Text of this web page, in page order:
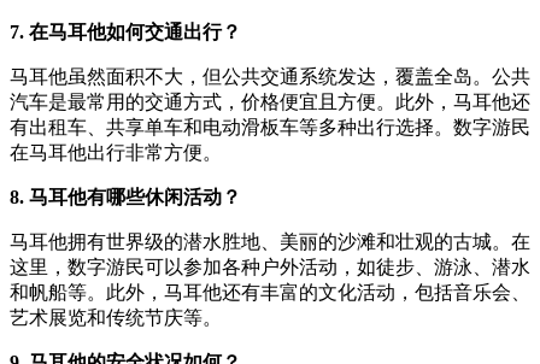
7. 在马耳他如何交通出行？
马耳他虽然面积不大，但公共交通系统发达，覆盖全岛。公共
汽车是最常用的交通方式，价格便宜且方便。此外，马耳他还
有出租车、共享单车和电动滑板车等多种出行选择。数字游民
在马耳他出行非常方便。
8. 马耳他有哪些休闲活动？
马耳他拥有世界级的潜水胜地、美丽的沙滩和壮观的古城。在
这里，数字游民可以参加各种户外活动，如徒步、游泳、潜水
和帆船等。此外，马耳他还有丰富的文化活动，包括音乐会、
艺术展览和传统节庆等。